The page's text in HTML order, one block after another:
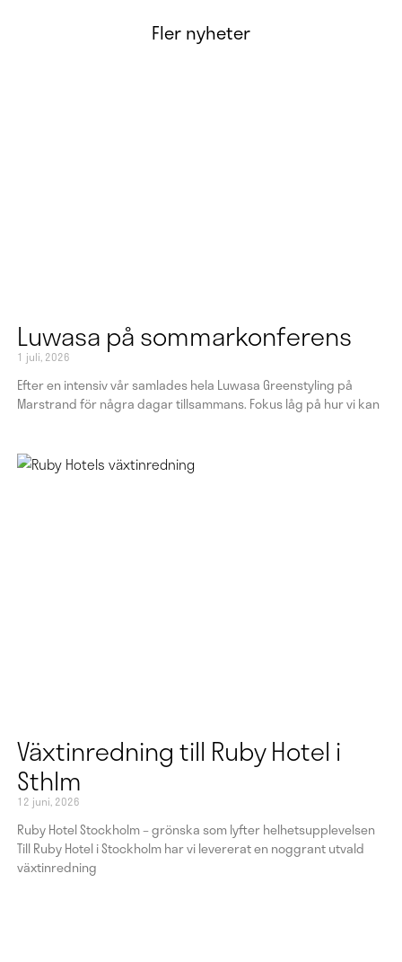
Fler nyheter
Luwasa på sommarkonferens
1 juli, 2026
Efter en intensiv vår samlades hela Luwasa Greenstyling på
Marstrand för några dagar tillsammans. Fokus låg på hur vi kan
Växtinredning till Ruby Hotel i
Sthlm
12 juni, 2026
Ruby Hotel Stockholm – grönska som lyfter helhetsupplevelsen
Till Ruby Hotel i Stockholm har vi levererat en noggrant utvald
växtinredning